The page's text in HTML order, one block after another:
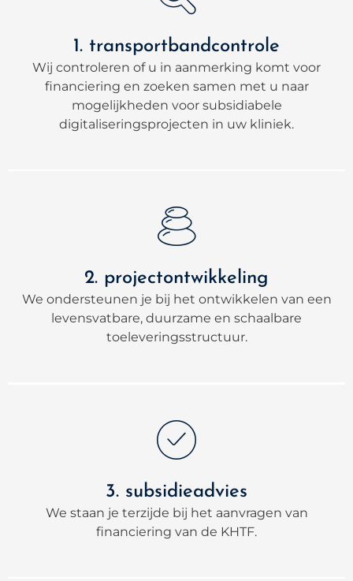
1. transportbandcontrole
Wij controleren of u in aanmerking komt voor
financiering en zoeken samen met u naar
mogelijkheden voor subsidiabele
digitaliseringsprojecten in uw kliniek.
2. projectontwikkeling
We ondersteunen je bij het ontwikkelen van een
levensvatbare, duurzame en schaalbare
toeleveringsstructuur.
3. subsidieadvies
We staan je terzijde bij het aanvragen van
financiering van de KHTF.